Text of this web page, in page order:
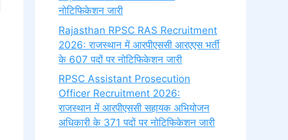
नोटिफिकेशन जारी
Rajasthan RPSC RAS Recruitment
2026: राजस्थान में आरपीएससी आरएएस भर्ती
के 607 पदों पर नोटिफिकेशन जारी
RPSC Assistant Prosecution
Officer Recruitment 2026:
राजस्थान में आरपीएससी सहायक अभियोजन
अधिकारी के 371 पदों पर नोटिफिकेशन जारी